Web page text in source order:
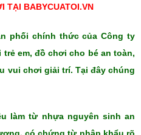
TẠI BABYCUATOI.VN
phối chính thức của Công ty
trẻ em, đồ chơi cho bé an toàn,
vui chơi giải trí. Tại đây chúng
làm từ nhựa nguyên sinh an